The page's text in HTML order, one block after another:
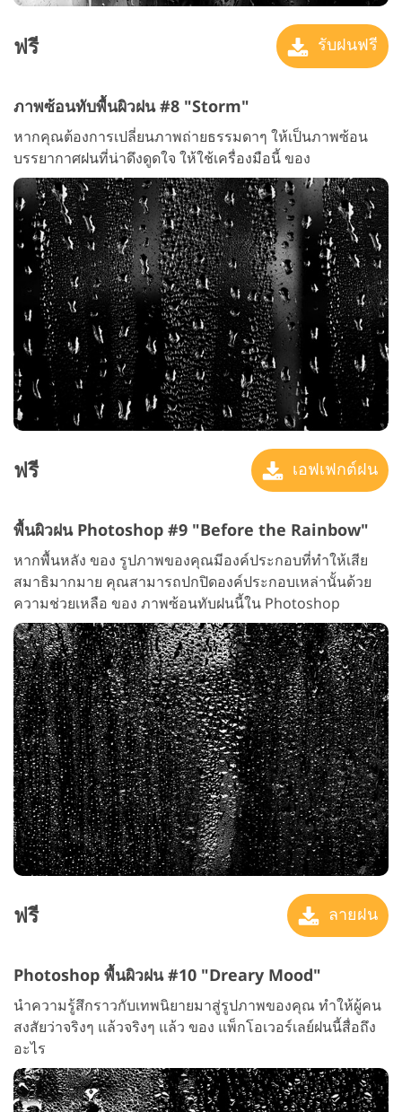
ฟรี รับฝนฟรี
ภาพซ้อนทับพื้นผิวฝน #8 "Storm"
หากคุณต้องการเปลี่ยนภาพถ่ายธรรมดาๆ ให้เป็นภาพซ้อน
บรรยากาศฝนที่น่าดึงดูดใจ ให้ใช้เครื่องมือนี้ ของ
ฟรี เอฟเฟกต์ฝน
พื้นผิวฝน Photoshop #9 "Before the Rainbow"
หากพื้นหลัง ของ รูปภาพของคุณมีองค์ประกอบที่ทำให้เสีย
สมาธิมากมาย คุณสามารถปกปิดองค์ประกอบเหล่านั้นด้วย
ความช่วยเหลือ ของ ภาพซ้อนทับฝนนี้ใน Photoshop
ฟรี ลายฝน
Photoshop พื้นผิวฝน #10 "Dreary Mood"
นำความรู้สึกราวกับเทพนิยายมาสู่รูปภาพของคุณ ทำให้ผู้คน
สงสัยว่าจริงๆ แล้วจริงๆ แล้ว ของ แพ็กโอเวอร์เลย์ฝนนี้สื่อถึง
อะไร